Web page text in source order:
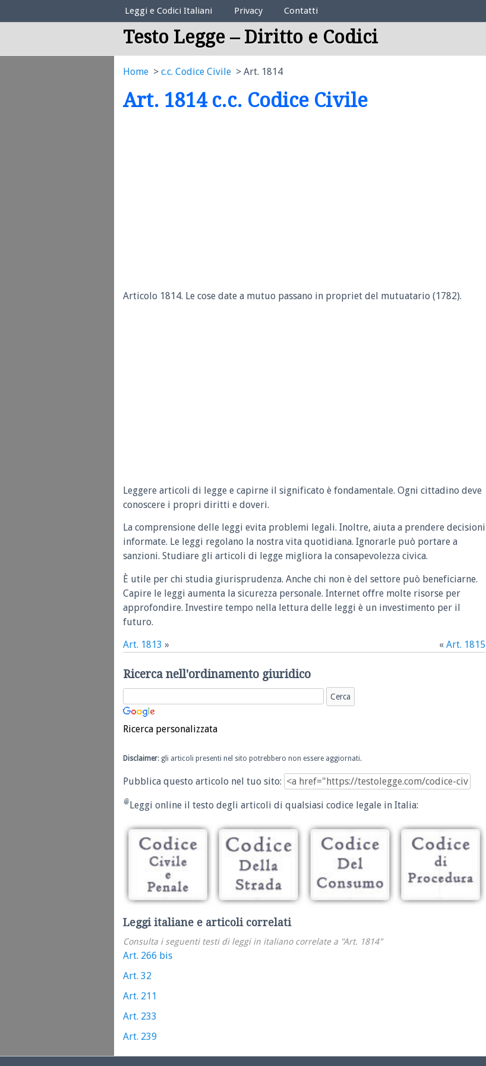
Elenco Codici Legali
Leggi e Codici Italiani Privacy Contatti
Testo Legge – Diritto e Codici
Home c.c. Codice Civile Art. 1814
Art. 1814 c.c. Codice Civile
Articolo 1814. Le cose date a mutuo passano in propriet del mutuatario (1782).
Leggere articoli di legge e capirne il significato è fondamentale. Ogni cittadino deve
conoscere i propri diritti e doveri.
La comprensione delle leggi evita problemi legali. Inoltre, aiuta a prendere decisioni
informate. Le leggi regolano la nostra vita quotidiana. Ignorarle può portare a
sanzioni. Studiare gli articoli di legge migliora la consapevolezza civica.
È utile per chi studia giurisprudenza. Anche chi non è del settore può beneficiarne.
Capire le leggi aumenta la sicurezza personale. Internet offre molte risorse per
approfondire. Investire tempo nella lettura delle leggi è un investimento per il
futuro.
Art. 1813 » « Art. 1815
Ricerca nell'ordinamento giuridico
Ricerca personalizzata
Disclaimer: gli articoli presenti nel sito potrebbero non essere aggiornati.
Pubblica questo articolo nel tuo sito:
Leggi online il testo degli articoli di qualsiasi codice legale in Italia:
Leggi italiane e articoli correlati
Consulta i seguenti testi di leggi in italiano correlate a "Art. 1814"
Art. 266 bis
Art. 32
Art. 211
Art. 233
Art. 239